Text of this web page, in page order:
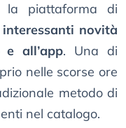
la piattaforma di
novità
all’app. Una di
nelle scorse ore
metodo di
nel catalogo.